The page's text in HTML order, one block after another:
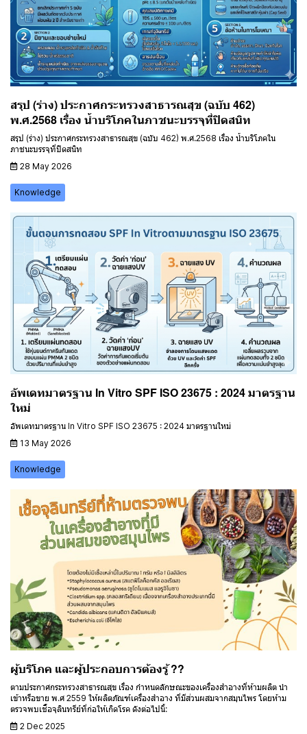
สรุป (ร่าง) ประกาศกระทรวงสาธารณสุข (ฉบับ 462)
พ.ศ.2568 เรื่อง น้ำบริโภคในภาชนะบรรจุที่ปิดสนิท
สรุป (ร่าง) ประกาศกระทรวงสาธารณสุข (ฉบับ 462) พ.ศ.2568 เรื่อง น้ำบริโภคใน
ภาชนะบรรจุที่ปิดสนิท
28 May 2026
Knowledge
อัพเดทมาตรฐาน In Vitro SPF ISO 23675 : 2024 มาตรฐาน
ใหม่
อัพเดทมาตรฐาน In Vitro SPF ISO 23675 : 2024 มาตรฐานใหม่
13 May 2026
Knowledge
ผู้บริโภค และผู้ประกอบการต้องรู้ ??
ตามประกาศกระทรวงสาธารณสุข เรื่อง กำหนดลักษณะของเครื่องสำอางที่ห้ามผลิต นำ
เข้าหรือขาย พ.ศ 2559 ให้ผลิตภัณฑ์เครื่องสำอาง ที่มีส่วนผสมจากสมุนไพร โดยห้าม
ตรวจพบเชื้อจุลินทรีย์ที่ก่อให้เกิดโรค ดังต่อไปนี้:
2 Dec 2025